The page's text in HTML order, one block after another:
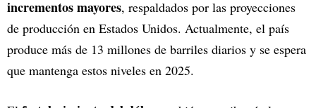
incrementos mayores, respaldados por las proyecciones
de producción en Estados Unidos. Actualmente, el país
produce más de 13 millones de barriles diarios y se espera
que mantenga estos niveles en 2025.